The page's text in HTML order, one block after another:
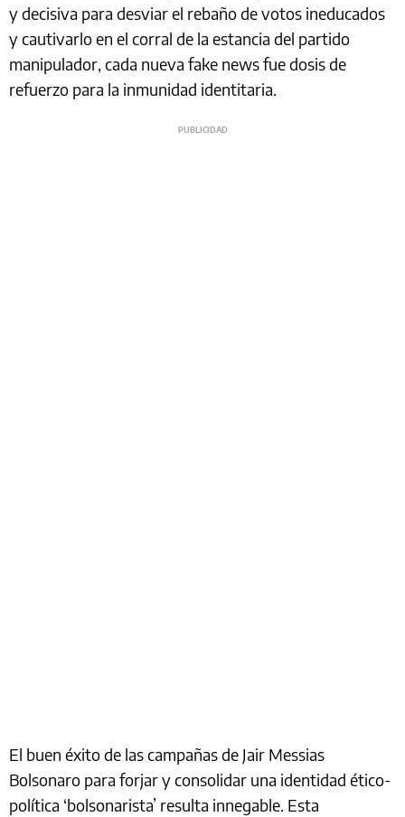
y decisiva para desviar el rebaño de votos ineducados
y cautivarlo en el corral de la estancia del partido
manipulador, cada nueva fake news fue dosis de
refuerzo para la inmunidad identitaria.
El buen éxito de las campañas de Jair Messias
Bolsonaro para forjar y consolidar una identidad ético-
política ‘bolsonarista’ resulta innegable. Esta